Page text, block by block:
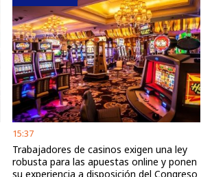
15:37
Trabajadores de casinos exigen una ley
robusta para las apuestas online y ponen
su experiencia a disposición del Congreso